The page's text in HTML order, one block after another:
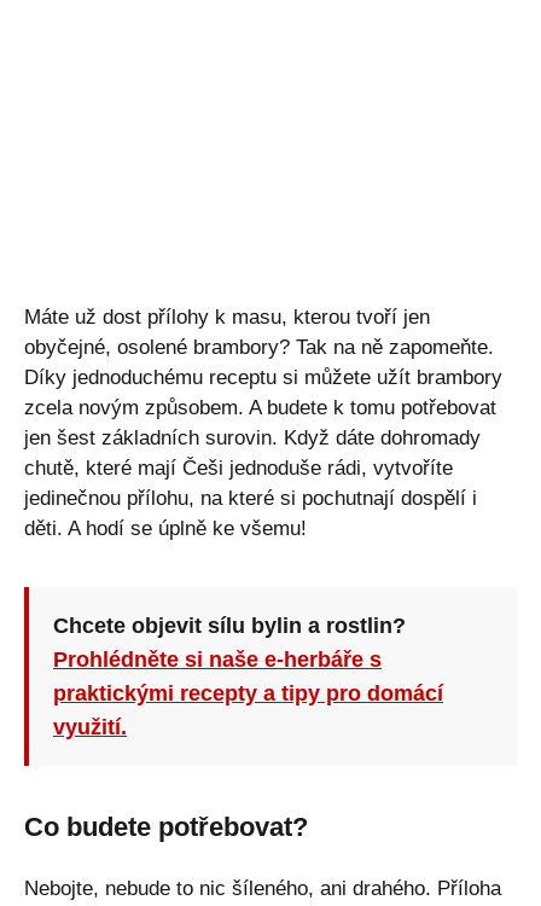
Máte už dost přílohy k masu, kterou tvoří jen
obyčejné, osolené brambory? Tak na ně zapomeňte.
Díky jednoduchému receptu si můžete užít brambory
zcela novým způsobem. A budete k tomu potřebovat
jen šest základních surovin. Když dáte dohromady
chutě, které mají Češi jednoduše rádi, vytvoříte
jedinečnou přílohu, na které si pochutnají dospělí i
děti. A hodí se úplně ke všemu!
Chcete objevit sílu bylin a rostlin?
Prohlédněte si naše e-herbáře s
praktickými recepty a tipy pro domácí
využití.
Co budete potřebovat?
Nebojte, nebude to nic šíleného, ani drahého. Příloha